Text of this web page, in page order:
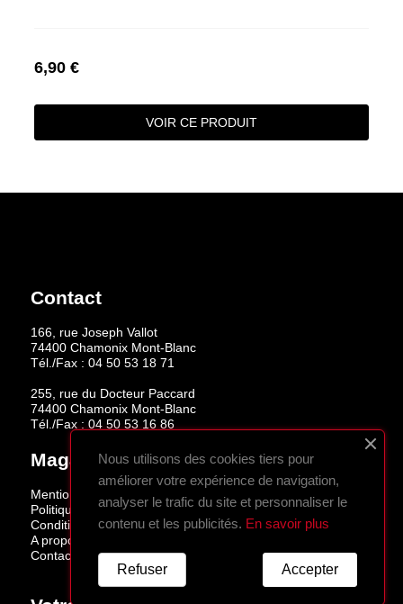
6,90 €
VOIR CE PRODUIT
Contact
166, rue Joseph Vallot
74400 Chamonix Mont-Blanc
Tél./Fax : 04 50 53 18 71
255, rue du Docteur Paccard
74400 Chamonix Mont-Blanc
Tél./Fax :04 50 53 16 86
Magasins
Mentions légales
Politique de confidentialité
Conditions de vente
A propos
Contactez-nous
Nous utilisons des cookies tiers pour
améliorer votre expérience de navigation,
analyser le trafic du site et personnaliser le
contenu et les publicités. En savoir plus
Accepter
Refuser